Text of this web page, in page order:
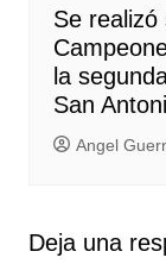
Se
la
San
Angel
Deja una